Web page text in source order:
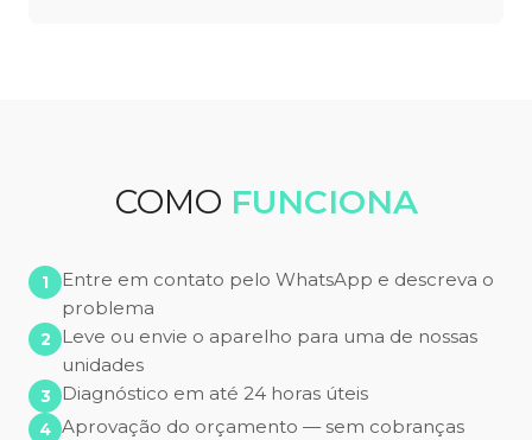
COMO FUNCIONA
Entre em contato pelo WhatsApp e descreva o
problema
Leve ou envie o aparelho para uma de nossas
unidades
Diagnóstico em até 24 horas úteis
Aprovação do orçamento — sem cobranças